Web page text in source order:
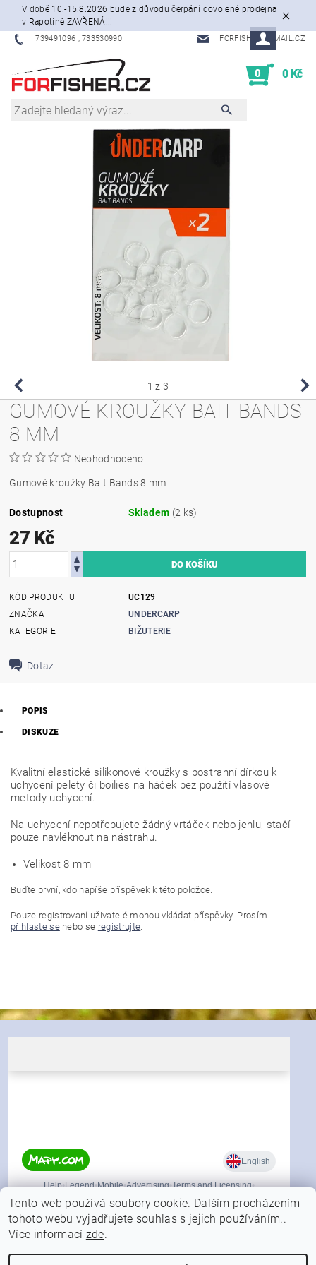
V době 10.-15.8.2026 bude z důvodu čerpání dovolené prodejna
v Rapotíně ZAVŘENÁ!!!
739491096 , 733530990 FORFISHER@EMAIL.CZ
0 0 Kč
1 z 3
GUMOVÉ KROUŽKY BAIT BANDS
8 MM
Neohodnoceno
Gumové kroužky Bait Bands 8 mm
Dostupnost Skladem (2 ks)
27 Kč
KÓD PRODUKTU
UC129
ZNAČKA
UNDERCARP
KATEGORIE
BIŽUTERIE
Dotaz
POPIS
DISKUZE
Kvalitní elastické silikonové kroužky s postranní dírkou k
uchycení pelety či boilies na háček bez použití vlasové
metody uchycení.
Na uchycení nepotřebujete žádný vrtáček nebo jehlu, stačí
pouze navléknout na nástrahu.
Velikost 8 mm
Buďte první, kdo napíše příspěvek k této položce.
Pouze registrovaní uživatelé mohou vkládat příspěvky. Prosím
přihlaste senebo se registrujte.
Tento web používá soubory cookie. Dalším procházením
tohoto webu vyjadřujete souhlas s jejich používáním..
Více informací zde.